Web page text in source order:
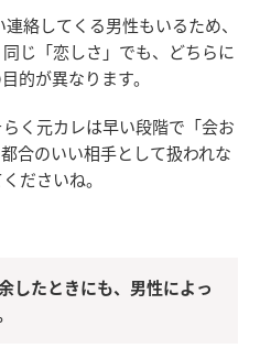
絡してくる男性もいるため、
じ「恋しさ」でも、どちらに
的が異なります。
く元カレは早い段階で「会お
合のいい相手として扱われな
ださいね。
したときにも、男性によっ